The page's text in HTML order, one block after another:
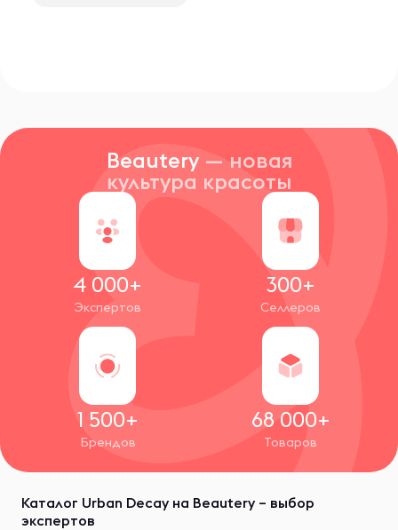
Beautery — новая
культура красоты
4 000+
Экспертов
300+
Селлеров
1 500+
Брендов
68 000+
Товаров
Каталог Urban Decay на Beautery – выбор
экспертов